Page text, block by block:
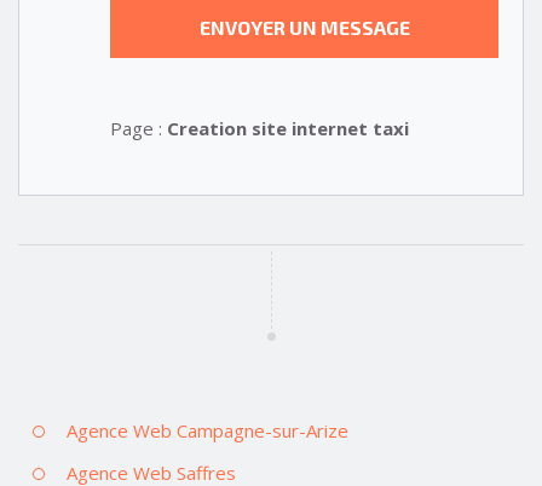
Page : Creation site internet taxi
Agence Web Campagne-sur-Arize
Agence Web Saffres